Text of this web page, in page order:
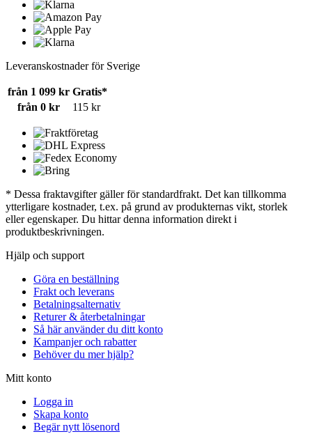
Leveranskostnader för Sverige
från 1 099 kr Gratis*
från 0 kr
115 kr
* Dessa fraktavgifter gäller för standardfrakt. Det kan tillkomma
ytterligare kostnader, t.ex. på grund av produkternas vikt, storlek
eller egenskaper. Du hittar denna information direkt i
produktbeskrivningen.
Hjälp och support
Göra en beställning
Frakt och leverans
Betalningsalternativ
Returer & återbetalningar
Så här använder du ditt konto
Kampanjer och rabatter
Behöver du mer hjälp?
Mitt konto
Logga in
Skapa konto
Begär nytt lösenord